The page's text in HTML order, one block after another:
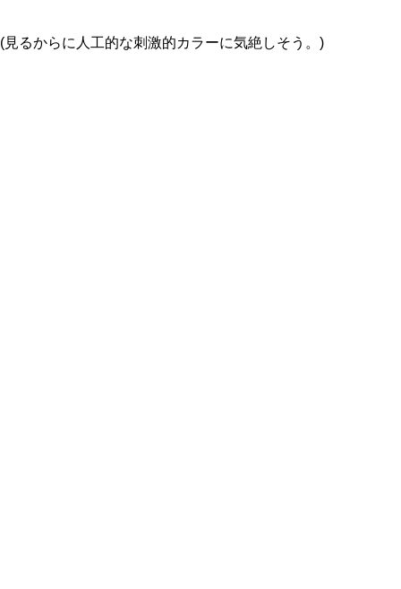
(見るからに人工的な刺激的カラーに気絶しそう。)